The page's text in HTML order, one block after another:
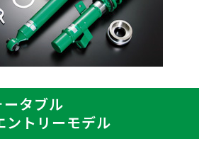
タブル
ントリーモデル